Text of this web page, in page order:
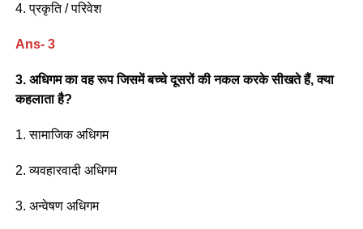
4. प्रकृति / परिवेश
Ans- 3
3. अधिगम का वह रूप जिसमें बच्चे दूसरों की नकल करके सीखते हैं, क्या
कहलाता है?
1. सामाजिक अधिगम
2. व्यवहारवादी अधिगम
3. अन्वेषण अधिगम